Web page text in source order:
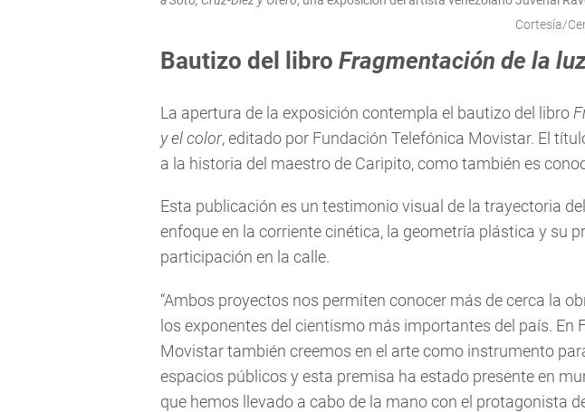
Cortesía/
Bautizo del libro Fragmentación de la
La apertura de la exposición contempla el bautizo del libro
y el color, editado por Fundación Telefónica Movistar. El
a la historia del maestro de Caripito, como también es
Esta publicación es un testimonio visual de la trayectoria
enfoque en la corriente cinética, la geometría plástica y su
participación en la calle.
“Ambos proyectos nos permiten conocer más de cerca la
los exponentes del cientismo más importantes del país. En
Movistar también creemos en el arte como instrumento
espacios públicos y esta premisa ha estado presente en
que hemos llevado a cabo de la mano con el protagonista